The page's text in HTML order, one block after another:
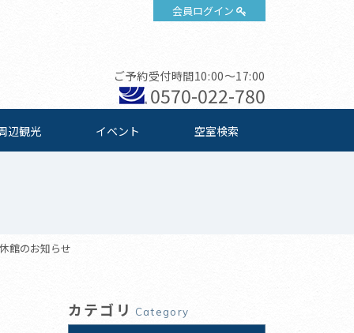
会員ログイン
ご予約受付時間10:00～17:00
0570-022-780
辺観光 イベント 空室検索
館のお知らせ
カテゴリ Category